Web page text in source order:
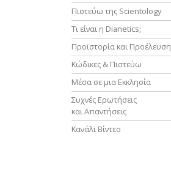
Πιστεύω της Scientology
Τι είναι η Dianetics;
Προϊστορία και Προέλευση
Κώδικες & Πιστεύω
Μέσα σε μια Εκκλησία
Συχνές Ερωτήσεις
και Απαντήσεις
Κανάλι Βίντεο